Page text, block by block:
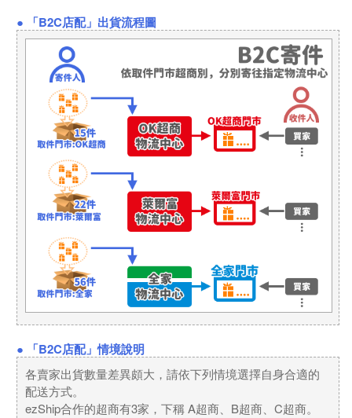
● 「B2C店配」出貨流程圖
● 「B2C店配」情境說明
各賣家出貨數量差異頗大，請依下列情境選擇自身合適的
配送方式。
ezShip合作的超商有3家，下稱 A超商、B超商、C超商。